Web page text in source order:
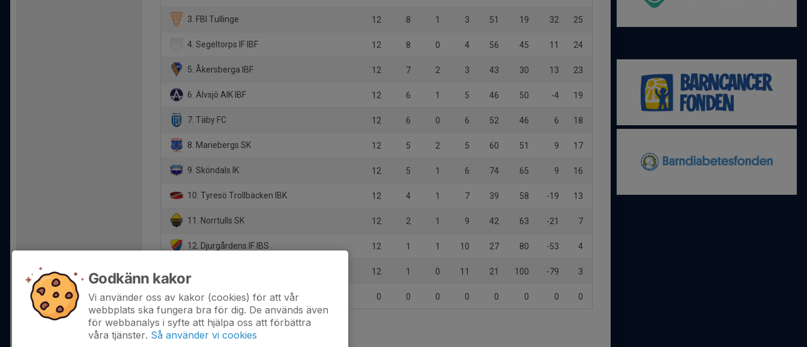
3. FBI Tullinge 12 8 1 3 51 19 32 25
4. Segeltorps IF IBF 12 8 0 4 56 45 11 24
5. Åkersberga IBF 12 7 2 3 43 30 13 23
6. Älvsjö AIK IBF 12 6 1 5 46 50 -4 19
7. Täby FC 12 6 0 6 52 46 6 18
8. Mariebergs SK 12 5 2 5 60 51 9 17
9. Sköndals IK 12 5 1 6 74 65 9 16
10. Tyresö Trollbäcken IBK 12 4 1 7 39 58 -19 13
11. Norrtulls SK 12 2 1 9 42 63 -21 7
12. Djurgårdens IF IBS 12 1 1 10 27 80 -53 4
12 1 0 11 21 100 -79 3
14. Vaxholms IBF 0 0 0 0 0 0 0 0
Godkänn kakor
Vi använder oss av kakor (cookies) för att vår
webbplats ska fungera bra för dig. De används även
för webbanalys i syfte att hjälpa oss att förbättra
våra tjänster. Så använder vi cookies